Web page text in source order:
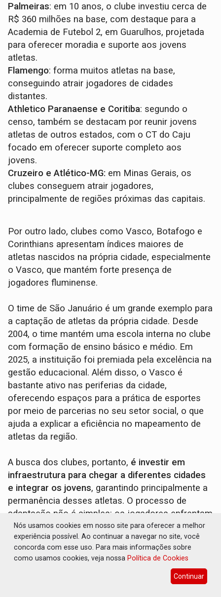
Palmeiras: em 10 anos, o clube investiu cerca de
R$ 360 milhões na base, com destaque para a
Academia de Futebol 2, em Guarulhos, projetada
para oferecer moradia e suporte aos jovens
atletas.
Flamengo: forma muitos atletas na base,
conseguindo atrair jogadores de cidades
distantes.
Athletico Paranaense e Coritiba: segundo o
censo, também se destacam por reunir jovens
atletas de outros estados, com o CT do Caju
focado em oferecer suporte completo aos
jovens.
Cruzeiro e Atlético-MG: em Minas Gerais, os
clubes conseguem atrair jogadores,
principalmente de regiões próximas das capitais.
Por outro lado, clubes como Vasco, Botafogo e
Corinthians apresentam índices maiores de
atletas nascidos na própria cidade, especialmente
o Vasco, que mantém forte presença de
jogadores fluminense.
O time de São Januário é um grande exemplo para
a captação de atletas da própria cidade. Desde
2004, o time mantém uma escola interna no clube
com formação de ensino básico e médio. Em
2025, a instituição foi premiada pela excelência na
gestão educacional. Além disso, o Vasco é
bastante ativo nas periferias da cidade,
oferecendo espaços para a prática de esportes
por meio de parcerias no seu setor social, o que
ajuda a explicar a eficiência no mapeamento de
atletas da região.
A busca dos clubes, portanto, é investir em
infraestrutura para chegar a diferentes cidades
e integrar os jovens, garantindo principalmente a
permanência desses atletas. O processo de
adaptação não é simples: os jogadores enfrentam
desafios relacionados à integração familiar, à
própria subsistência e à adaptação à nova cidade.
Essa filosofia de investimento em base e
estrutura também vem de grupos internacionais.
Nós usamos cookies em nosso site para oferecer a melhor
experiência possível. Ao continuar a navegar no site, você
concorda com esse uso. Para mais informações sobre
como usamos cookies, veja nossa Política de Cookies
Continuar